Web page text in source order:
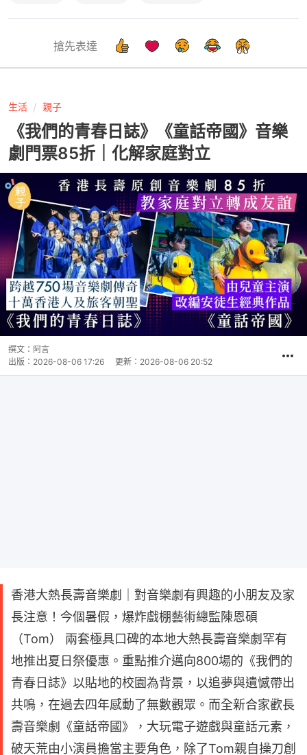
搶先表達
生活 親子
《我們的青春日誌》《童話帝國》音樂
劇門票85折｜化解家庭對立
撰文： 阿言
出版： 2026-08-06 17:26 更新： 2026-08-06 20:52
香港大熱長壽音樂劇｜對音樂劇有興趣的小朋友及家
長注意！今個暑假，爆炸戲棚藝術總監陳恩碩
（Tom） 兩套極具口碑的本地大熱長壽音樂劇罕有
地推出夏日祭優惠。重點推介邁向800場的《我們的
青春日誌》以貼地的校園為背景，以追夢與遺憾帶出
共鳴，在過去四年感動了無數觀眾。而全新合家歡長
壽音樂劇《童話帝國》，大玩電子遊戲與童話元素，
破天荒由小演員擔當主要角色，除了Tom親自操刀創